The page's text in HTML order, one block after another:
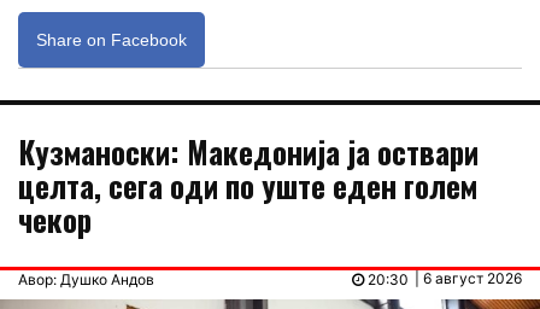
Share on Facebook
Кузманоски: Македонија ја оствари
целта, сега оди по уште еден голем
чекор
Авор: Душко Андов | 6 август 2026
20:30